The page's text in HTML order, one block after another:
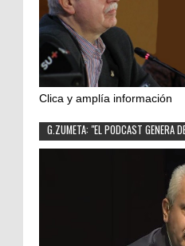
Clica y amplía información
G.ZUMETA: "EL PODCAST GENERA